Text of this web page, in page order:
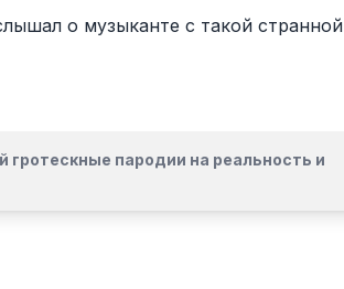
о музыканте с такой странной
пародии на реальность и